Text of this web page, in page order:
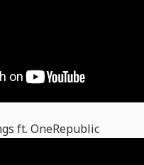
ft. OneRepublic